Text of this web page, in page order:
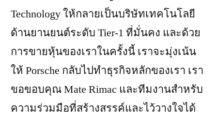
Technology ให้กลายเป็นบริษัทเทคโนโลยี
ด้านยานยนต์ระดับ Tier-1 ที่มั่นคง และด้วย
การขายหุ้นของเราในครั้งนี้ เราจะมุ่งเน้น
ให้ Porsche กลับไปทำธุรกิจหลักของเรา เรา
ขอขอบคุณ Mate Rimac และทีมงานสำหรับ
ความร่วมมือที่สร้างสรรค์และไว้วางใจได้